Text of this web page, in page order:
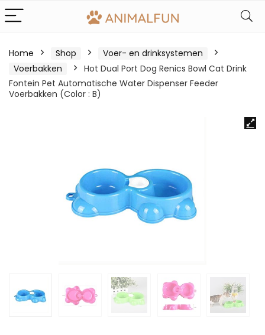
Home Shop
Voer- en drinksystemen
Voerbakken
Hot Dual Port Dog Renics Bowl Cat Drink
Fontein Pet Automatische Water Dispenser Feeder
Voerbakken (Color : B)